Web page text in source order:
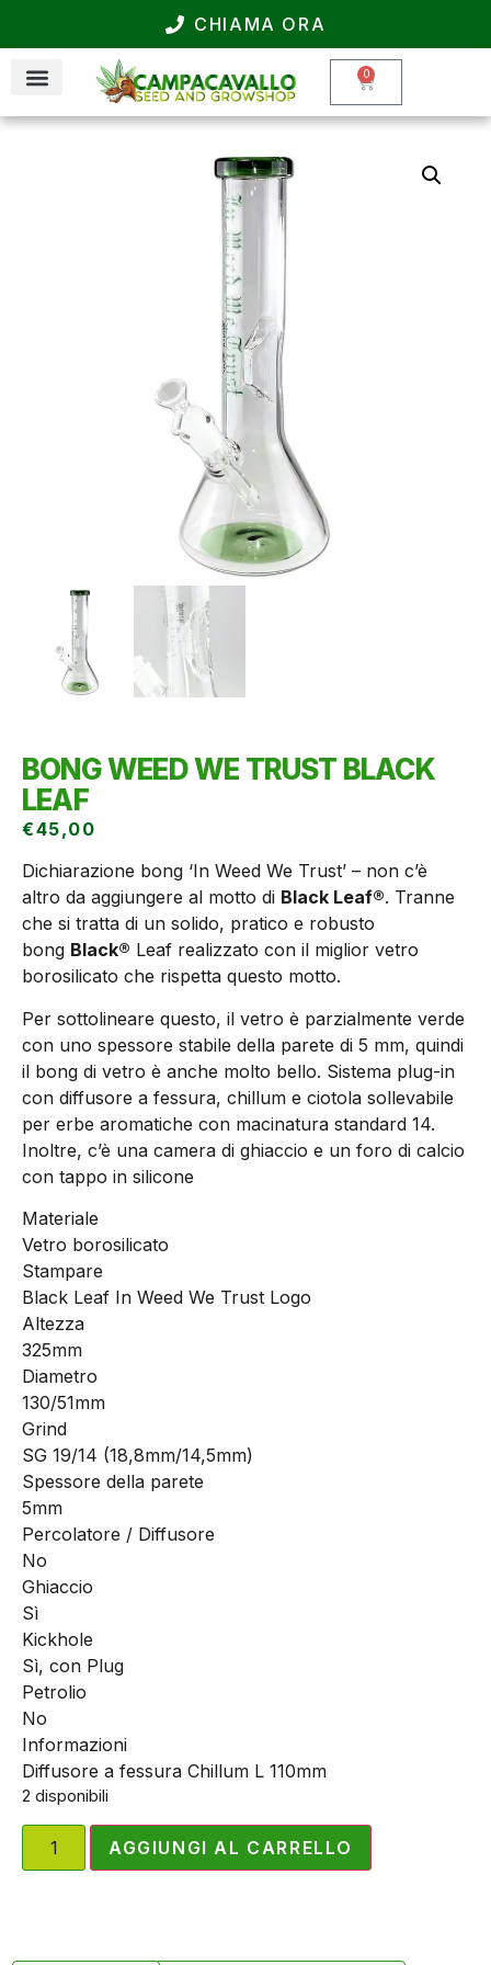
CHIAMA ORA
0
BONG WEED WE TRUST BLACK
LEAF
€45,00
Dichiarazione bong ‘In Weed We Trust’ – non c’è
altro da aggiungere al motto di Black Leaf®. Tranne
che si tratta di un solido, pratico e robusto
bong Black® Leaf realizzato con il miglior vetro
borosilicato che rispetta questo motto.
Per sottolineare questo, il vetro è parzialmente verde
con uno spessore stabile della parete di 5 mm, quindi
il bong di vetro è anche molto bello. Sistema plug-in
con diffusore a fessura, chillum e ciotola sollevabile
per erbe aromatiche con macinatura standard 14.
Inoltre, c’è una camera di ghiaccio e un foro di calcio
con tappo in silicone
Materiale
Vetro borosilicato
Stampare
Black Leaf In Weed We Trust Logo
Altezza
325mm
Diametro
130/51mm
Grind
SG 19/14 (18,8mm/14,5mm)
Spessore della parete
5mm
Percolatore / Diffusore
No
Ghiaccio
Sì
Kickhole
Sì, con Plug
Petrolio
No
Informazioni
Diffusore a fessura Chillum L 110mm
2 disponibili
AGGIUNGI AL CARRELLO